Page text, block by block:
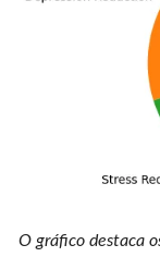
O gráfico destaca